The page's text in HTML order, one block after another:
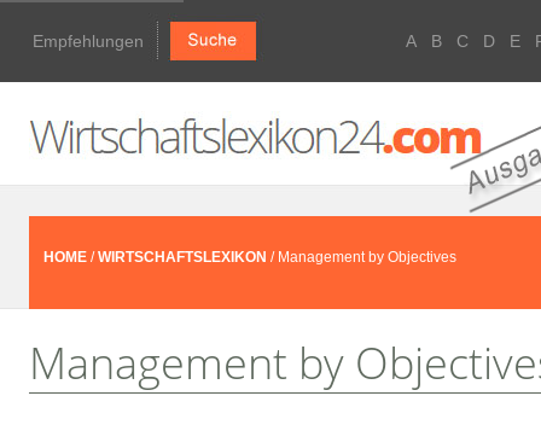
Empfehlungen A B C D E
HOME /WIRTSCHAFTSLEXIKON / Management by Objectives
Management by